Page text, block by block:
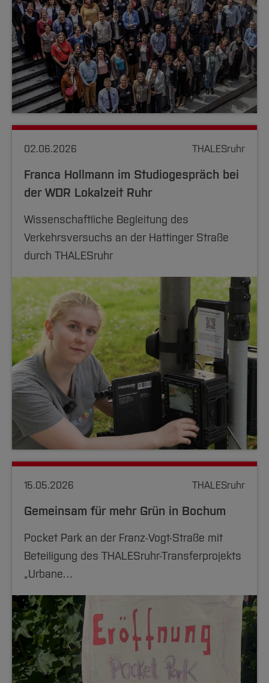
02.06.2026 THALESruhr
Franca Hollmann im Studiogespräch bei
der WDR Lokalzeit Ruhr
Wissenschaftliche Begleitung des
Verkehrsversuchs an der Hattinger Straße
durch THALESruhr
15.05.2026 THALESruhr
Gemeinsam für mehr Grün in Bochum
Pocket Park an der Franz-Vogt-Straße mit
Beteiligung des THALESruhr-Transferprojekts
„Urbane…